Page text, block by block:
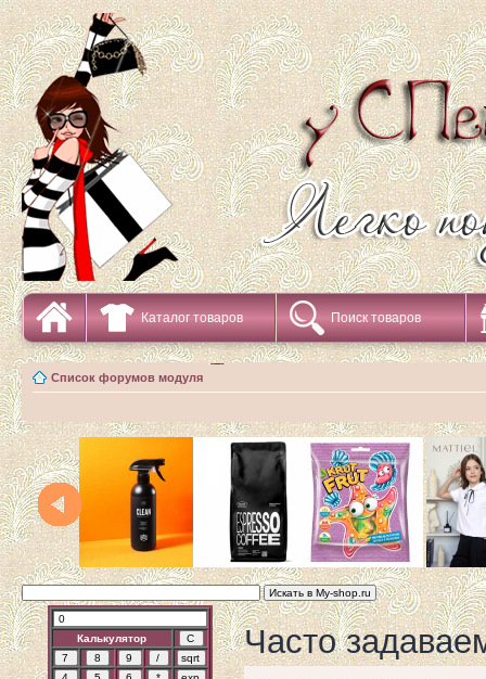
Каталог товаров Поиск товаров
Список форумов модуля
Калькулятор Часто